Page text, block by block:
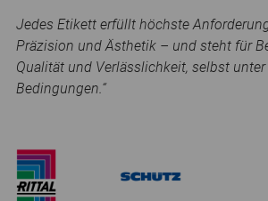
Jedes Etikett erfüllt höchste
Präzision und Ästhetik – und steht für
Qualität und Verlässlichkeit, selbst
Bedingungen.“